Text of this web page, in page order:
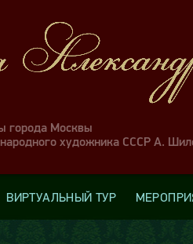
города Москвы
народного художника СССР А.
ВИРТУАЛЬНЫЙ ТУР